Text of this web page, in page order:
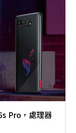
Pro，處理器